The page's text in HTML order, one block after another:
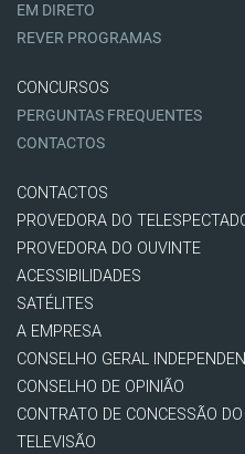
EM DIRETO
REVER PROGRAMAS
CONCURSOS
PERGUNTAS FREQUENTES
CONTACTOS
CONTACTOS
PROVEDORA DO
PROVEDORA DO OUVINTE
ACESSIBILIDADES
SATÉLITES
A EMPRESA
CONSELHO GERAL
CONSELHO DE OPINIÃO
CONTRATO DE CONCESSÃO
TELEVISÃO